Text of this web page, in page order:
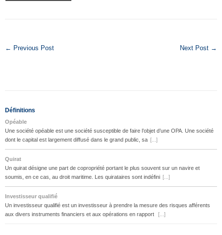
← Previous Post Next Post →
Définitions
Opéable
Une société opéable est une société susceptible de faire l’objet d’une OPA. Une société
dont le capital est largement diffusé dans le grand public, sa [...]
Quirat
Un quirat désigne une part de copropriété portant le plus souvent sur un navire et
soumis, en ce cas, au droit maritime. Les quirataires sont indéfini [...]
Investisseur qualifié
Un investisseur qualifié est un investisseur à prendre la mesure des risques afférents
aux divers instruments financiers et aux opérations en rapport
[...]